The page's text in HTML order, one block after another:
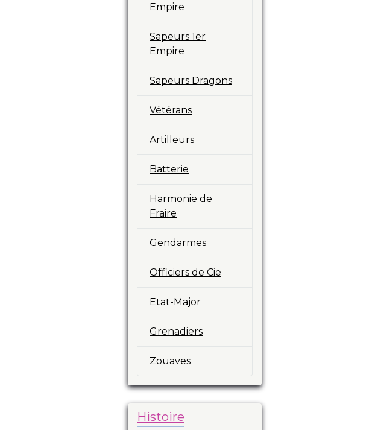
Empire
Sapeurs 1er
Empire
Sapeurs Dragons
Vétérans
Artilleurs
Batterie
Harmonie de
Fraire
Gendarmes
Officiers de Cie
Etat-Major
Grenadiers
Zouaves
Histoire